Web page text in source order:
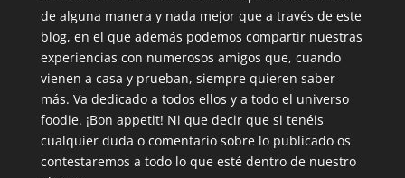
de alguna manera y nada mejor que a través de este
blog, en el que además podemos compartir nuestras
experiencias con numerosos amigos que, cuando
vienen a casa y prueban, siempre quieren saber
más. Va dedicado a todos ellos y a todo el universo
foodie. ¡Bon appetit! Ni que decir que si tenéis
cualquier duda o comentario sobre lo publicado os
contestaremos a todo lo que esté dentro de nuestro